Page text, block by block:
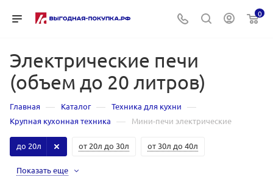
0
Электрические печи
(объем до 20 литров)
Главная — Каталог — Техника для кухни —
Крупная кухонная техника — Мини-печи электрические
до 20л от 20л до 30л от 30л до 40л
Показать еще